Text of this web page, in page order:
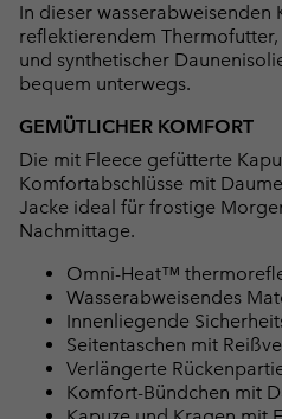
In dieser wasserabweisenden
reflektierendem
und synthetischer
bequem unterwegs.
GEMÜTLICHER KOMFORT
Die mit Fleece gefütterte
Komfortabschlüsse mit
Jacke ideal für frostige
Nachmittage.
Omni-Heat™
Wasserabweisendes
Innenliegende
Seitentaschen mit
Verlängerte
Komfort-Bündchen mit